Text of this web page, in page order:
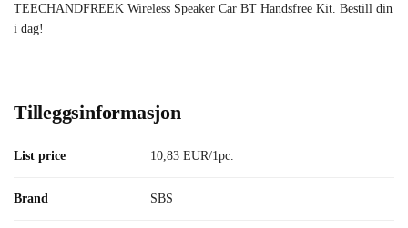
TEECHANDFREEK Wireless Speaker Car BT Handsfree Kit. Bestill din
i dag!
Tilleggsinformasjon
List price 10,83 EUR/1pc.
Brand SBS